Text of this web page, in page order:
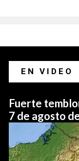
EN VIDEO
Fuerte
7 de agosto